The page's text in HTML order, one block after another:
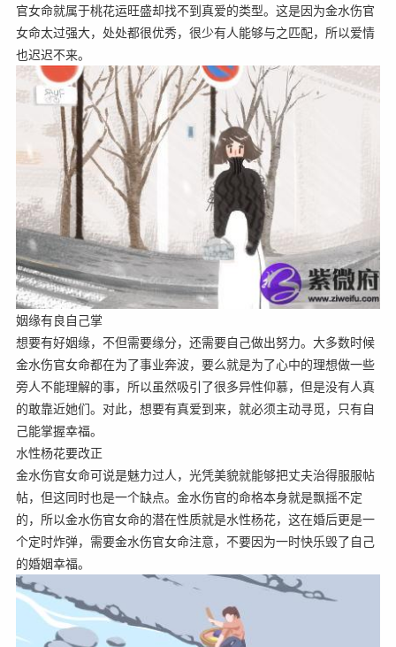
官女命就属于桃花运旺盛却找不到真爱的类型。这是因为金水伤官
女命太过强大，处处都很优秀，很少有人能够与之匹配，所以爱情
也迟迟不来。
姻缘有良自己掌
想要有好姻缘，不但需要缘分，还需要自己做出努力。大多数时候
金水伤官女命都在为了事业奔波，要么就是为了心中的理想做一些
旁人不能理解的事，所以虽然吸引了很多异性仰慕，但是没有人真
的敢靠近她们。对此，想要有真爱到来，就必须主动寻觅，只有自
己能掌握幸福。
水性杨花要改正
金水伤官女命可说是魅力过人，光凭美貌就能够把丈夫治得服服帖
帖，但这同时也是一个缺点。金水伤官的命格本身就是飘摇不定
的，所以金水伤官女命的潜在性质就是水性杨花，这在婚后更是一
个定时炸弹，需要金水伤官女命注意，不要因为一时快乐毁了自己
的婚姻幸福。